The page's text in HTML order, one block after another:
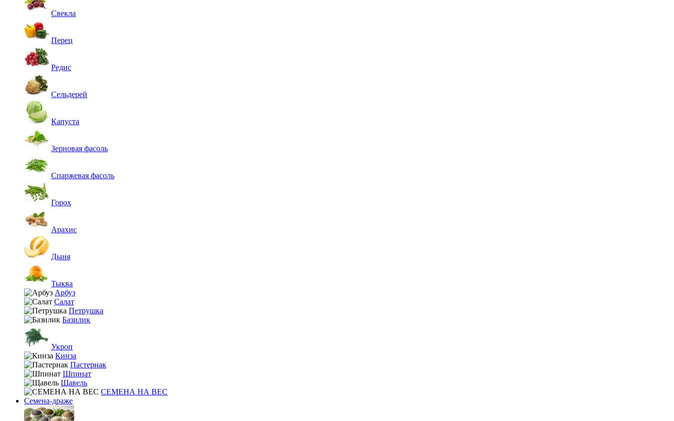
Свекла
Перец
Редис
Сельдерей
Капуста
Зерновая фасоль
Спаржевая фасоль
Горох
Арахис
Дыня
Тыква
Арбуз
Салат
Петрушка
Базилик
Укроп
Кинза
Пастернак
Шпинат
Щавель
СЕМЕНА НА ВЕС
Семена-драже